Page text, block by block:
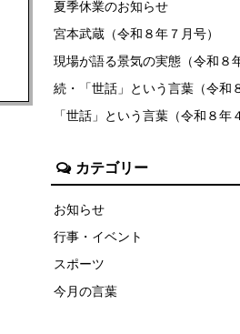
夏季休業のお知らせ
宮本武蔵（令和８年７月号）
現場が語る景気の実態（令和８
続・「世話」という言葉（令和
「世話」という言葉（令和８年
カテゴリー
お知らせ
行事・イベント
スポーツ
今月の言葉